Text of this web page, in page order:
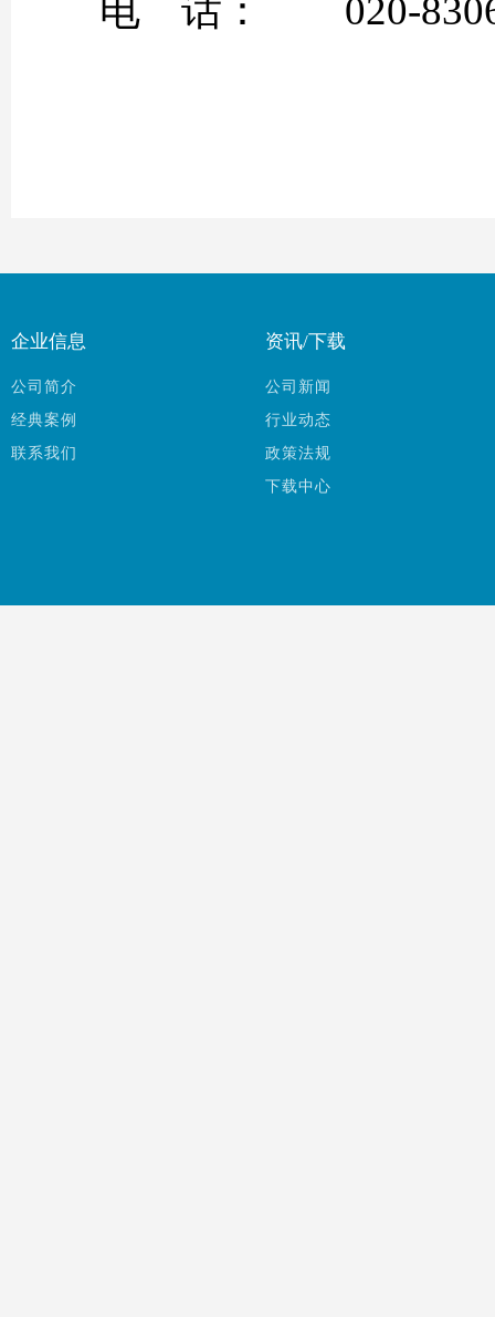
电 话： 020-
企业信息
公司简介
经典案例
联系我们
资讯/下载
公司新闻
行业动态
政策法规
下载中心